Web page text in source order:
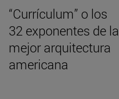
“Currículum” o los
32 exponentes de la
mejor arquitectura
americana